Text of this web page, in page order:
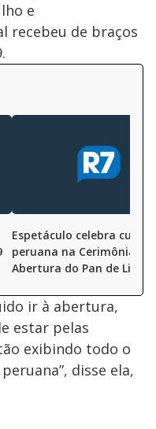
e
recebeu de braços
Espetáculo celebra
peruana na Cerimônia de
Abertura do Pan de Lima
ir à abertura,
estar pelas
exibindo todo o
disse ela,